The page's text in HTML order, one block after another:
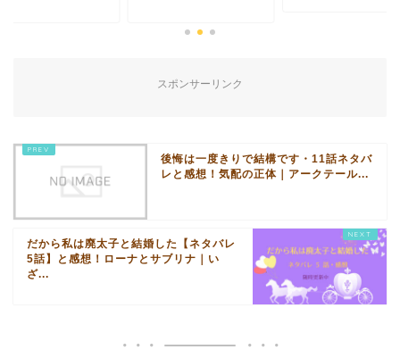
スポンサーリンク
後悔は一度きりで結構です・11話ネタバ
レと感想！気配の正体｜アークテール...
だから私は廃太子と結婚した【ネタバレ
5話】と感想！ローナとサブリナ｜い
ざ...